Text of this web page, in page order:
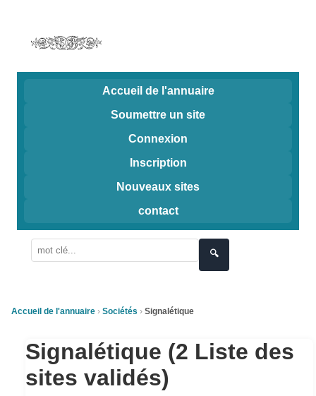
Accueil de l'annuaire
Soumettre un site
Connexion
Inscription
Nouveaux sites
contact
🔍
Accueil de l'annuaire Sociétés Signalétique
Signalétique (2 Liste des
sites validés)